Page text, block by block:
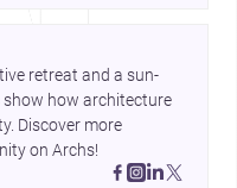
retreat and a sun-
show how architecture
Discover more
on Archs!